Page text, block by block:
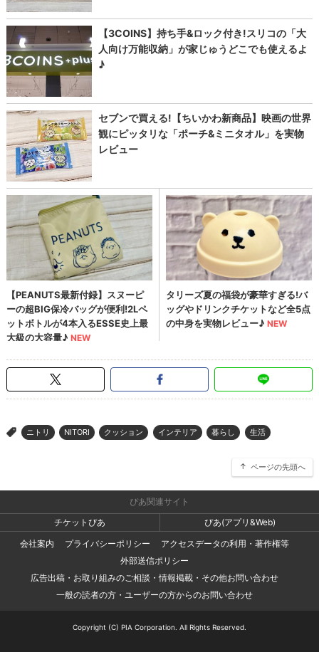
> ニトリ NITORI クッション インテリア 暮らし 生活
ページの先頭へ
ぴあ関連サイト
チケットぴあ
ぴあ(アプリ&Web)
会社案内
プライバシーポリシー
アクセスデータの利用・著作権等
外部送信ポリシー
広告出稿・お取り組みのご相談・情報掲載・その他お問い合わせ
一般の読者の方・ユーザーの方からのお問い合わせ
Copyright (C) PIA Corporation. All Rights Reserved.